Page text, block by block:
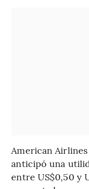
American
anticipó una
entre US$0,50 y